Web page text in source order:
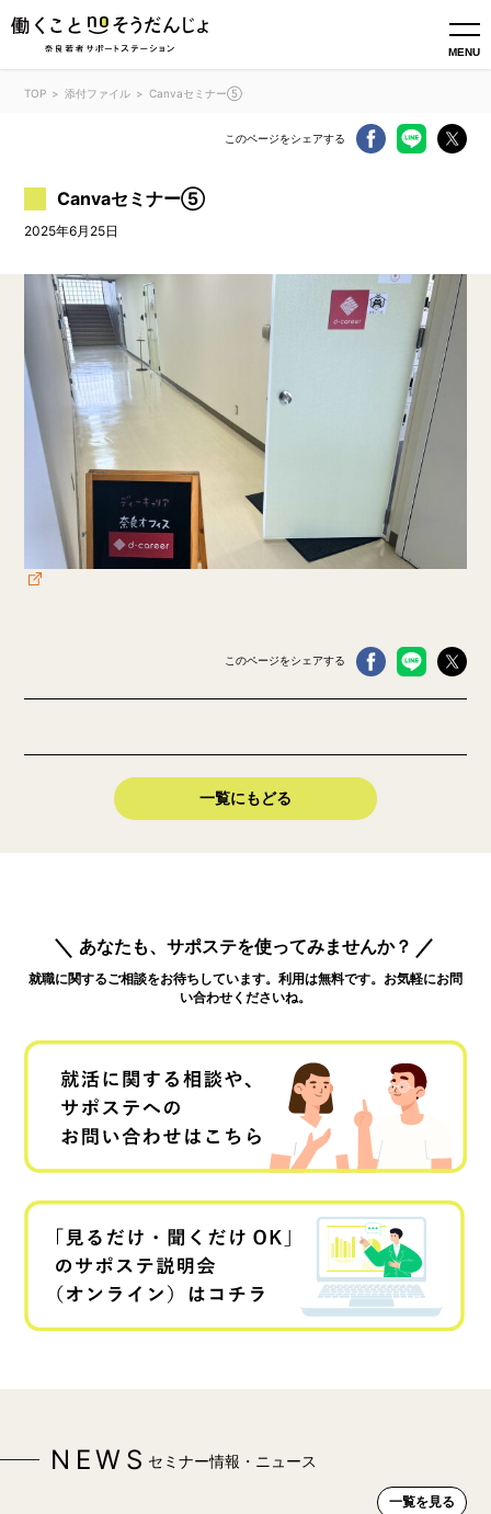
MENU
TOP 添付ファイル Canvaセミナー⑤
このページをシェアする
Canvaセミナー⑤
2025年6月25日
このページをシェアする
一覧にもどる
あなたも、サポステを使ってみませんか？
就職に関するご相談をお待ちしています。利用は無料です。お気軽にお問
い合わせくださいね。
NEWS セミナー情報・ニュース
一覧を見る